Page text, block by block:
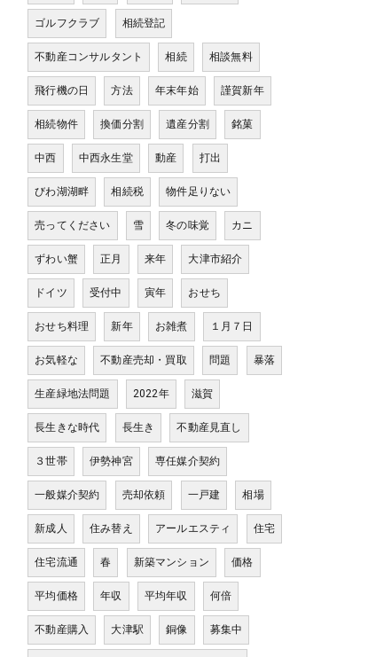
ゴルフクラブ 相続登記
不動産コンサルタント 相続 相談無料
飛行機の日 方法 年末年始 謹賀新年
相続物件 換価分割 遺産分割 銘菓
中西 中西永生堂 動産 打出
びわ湖湖畔 相続税 物件足りない
売ってください 雪 冬の味覚 カニ
ずわい蟹 正月 来年 大津市紹介
ドイツ 受付中 寅年 おせち
おせち料理 新年 お雑煮 １月７日
お気軽な 不動産売却・買取 問題 暴落
生産緑地法問題 2022年 滋賀
長生きな時代 長生き 不動産見直し
３世帯 伊勢神宮 専任媒介契約
一般媒介契約 売却依頼 一戸建 相場
新成人 住み替え アールエスティ 住宅
住宅流通 春 新築マンション 価格
平均価格 年収 平均年収 何倍
不動産購入 大津駅 銅像 募集中